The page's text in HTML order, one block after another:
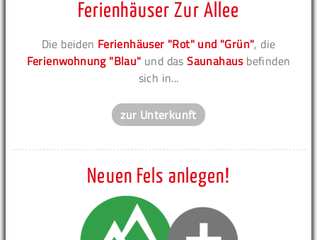
Ferienhäuser Zur Allee
Die beiden Ferienhäuser "Rot" und "Grün", die
Ferienwohnung "Blau" und dasSaunahausbefinden
sich in...
zur Unterkunft
Neuen Fels anlegen!